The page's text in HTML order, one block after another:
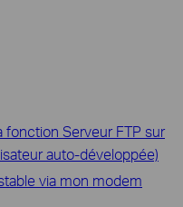
Serveur FTP sur
auto-développée)
via mon modem